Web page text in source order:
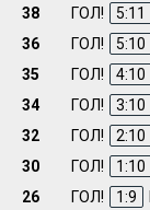
38
ГОЛ! 5:11
36
ГОЛ! 5:10
35
ГОЛ! 4:10
34
ГОЛ! 3:10
32
ГОЛ! 2:10
30
ГОЛ! 1:10
26
ГОЛ! 1:9